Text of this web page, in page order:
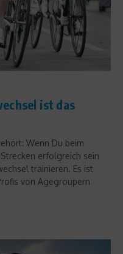
ist das
Wenn Du beim
erfolgreich sein
trainieren. Es ist
von Agegroupern